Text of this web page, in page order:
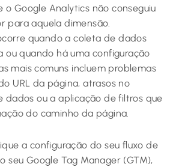
o Google Analytics não conseguiu
para aquela dimensão.
quando a coleta de dados
ou quando há uma configuração
mais comuns incluem problemas
URL da página, atrasos no
dados ou a aplicação de filtros que
do caminho da página.
a configuração do seu fluxo de
seu Google Tag Manager (GTM),